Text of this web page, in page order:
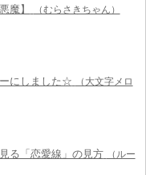
魔】 （むらさきちゃん）
にしました☆
（大文字メロ
る「恋愛線」の見方
（ルー